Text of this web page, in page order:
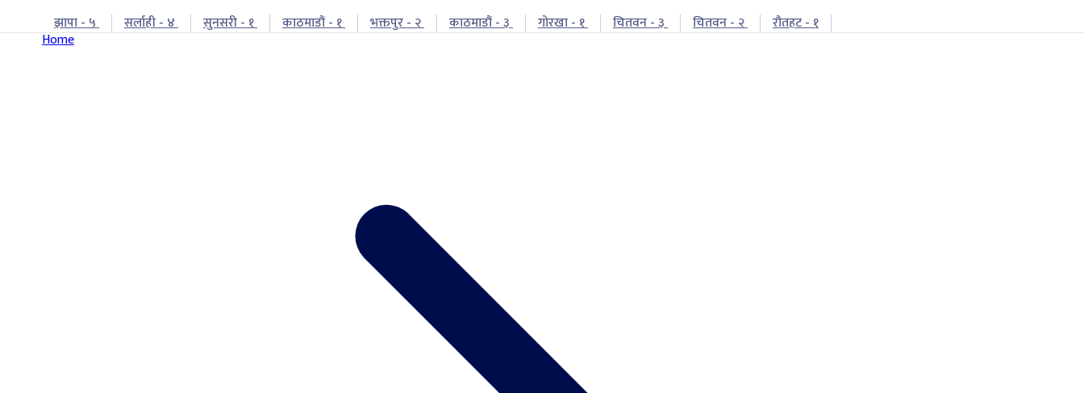
झापा - ५ सर्लाही - ४ सुनसरी - १ काठमाडौं - १ भक्तपुर - २ काठमाडौं - ३ गोरखा - १ चितवन - ३ चितवन - २ रौतहट - १
Home